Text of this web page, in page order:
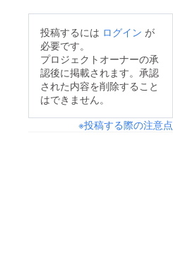
投稿するには ログイン が
必要です。
プロジェクトオーナーの承
認後に掲載されます。承認
された内容を削除すること
はできません。
※投稿する際の注意点